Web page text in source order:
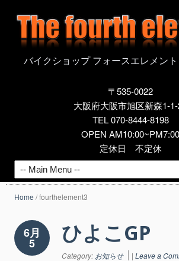
バイクショップ フォースエレメン
〒535-0022
大阪府大阪市旭区新森1-
TEL 070-8444-8198
OPEN AM10:00~PM7:00
定休日 不定休
Home /fourthelement3
6月
5 ひよこGP
Category: お知らせ | Leave a